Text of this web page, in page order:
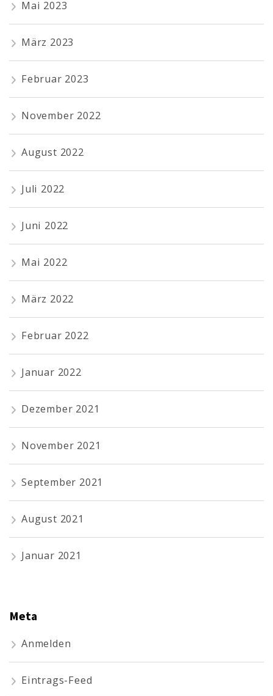
Mai 2023
März 2023
Februar 2023
November 2022
August 2022
Juli 2022
Juni 2022
Mai 2022
März 2022
Februar 2022
Januar 2022
Dezember 2021
November 2021
September 2021
August 2021
Januar 2021
Meta
Anmelden
Eintrags-Feed